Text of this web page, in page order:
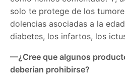
solo te protege de los
dolencias asociadas a la
diabetes, los infartos, los
—¿Cree que algunos
deberían prohibirse?